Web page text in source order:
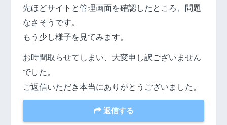
先ほどサイトと管理画面を確認したところ、問題
なさそうです。
もう少し様子を見てみます。
お時間取らせてしまい、大変申し訳ございません
でした。
ご返信いただき本当にありがとうございました。
返信する